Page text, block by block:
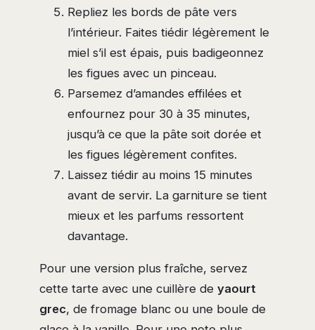
Repliez les bords de pâte vers
l’intérieur. Faites tiédir légèrement le
miel s’il est épais, puis badigeonnez
les figues avec un pinceau.
Parsemez d’amandes effilées et
enfournez pour 30 à 35 minutes,
jusqu’à ce que la pâte soit dorée et
les figues légèrement confites.
Laissez tiédir au moins 15 minutes
avant de servir. La garniture se tient
mieux et les parfums ressortent
davantage.
Pour une version plus fraîche, servez
cette tarte avec une cuillère de yaourt
grec, de fromage blanc ou une boule de